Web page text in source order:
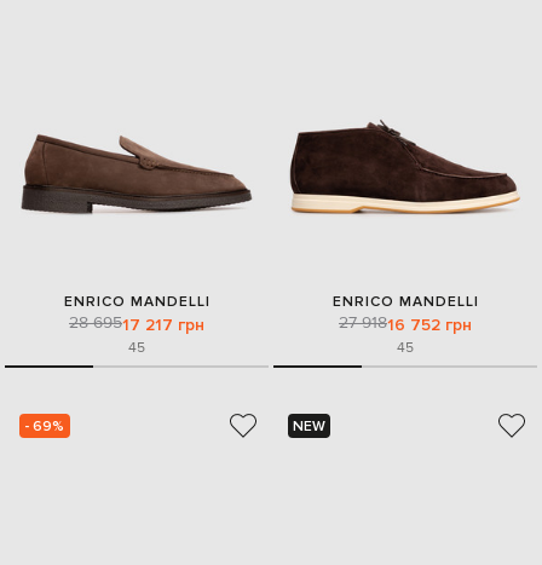
ENRICO MANDELLI
28 69517 217 грн
45
ENRICO MANDELLI
27 91816 752 грн
45
- 69% NEW